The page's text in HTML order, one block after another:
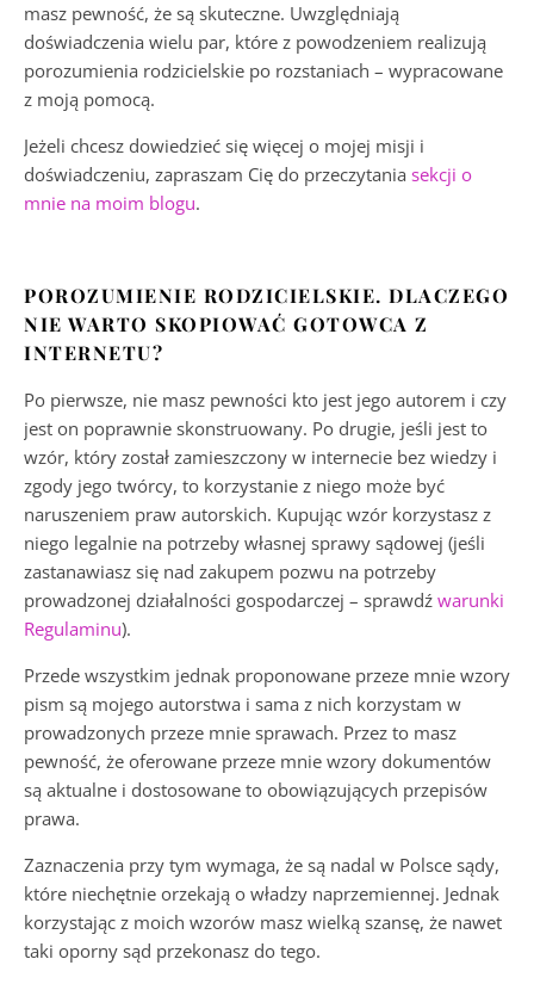
masz pewność, że są skuteczne. Uwzględniają
doświadczenia wielu par, które z powodzeniem realizują
porozumienia rodzicielskie po rozstaniach – wypracowane
z moją pomocą.
Jeżeli chcesz dowiedzieć się więcej o mojej misji i
doświadczeniu, zapraszam Cię do przeczytania sekcji o
mnie na moim blogu.
POROZUMIENIE RODZICIELSKIE. DLACZEGO
NIE WARTO SKOPIOWAĆ GOTOWCA Z
INTERNETU?
Po pierwsze, nie masz pewności kto jest jego autorem i czy
jest on poprawnie skonstruowany. Po drugie, jeśli jest to
wzór, który został zamieszczony w internecie bez wiedzy i
zgody jego twórcy, to korzystanie z niego może być
naruszeniem praw autorskich. Kupując wzór korzystasz z
niego legalnie na potrzeby własnej sprawy sądowej (jeśli
zastanawiasz się nad zakupem pozwu na potrzeby
prowadzonej działalności gospodarczej – sprawdź warunki
Regulaminu).
Przede wszystkim jednak proponowane przeze mnie wzory
pism są mojego autorstwa i sama z nich korzystam w
prowadzonych przeze mnie sprawach. Przez to masz
pewność, że oferowane przeze mnie wzory dokumentów
są aktualne i dostosowane to obowiązujących przepisów
prawa.
Zaznaczenia przy tym wymaga, że są nadal w Polsce sądy,
które niechętnie orzekają o władzy naprzemiennej. Jednak
korzystając z moich wzorów masz wielką szansę, że nawet
taki oporny sąd przekonasz do tego.